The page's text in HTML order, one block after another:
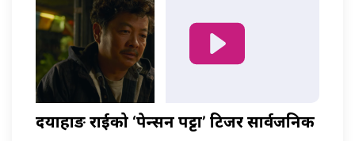
दयाहाङ राईको ‘पेन्सन पट्टा’ टिजर सार्वजनिक